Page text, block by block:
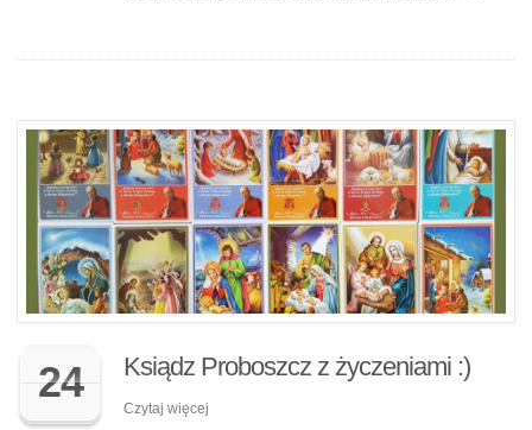
24 Ksiądz Proboszcz z życzeniami :)
Czytaj więcej